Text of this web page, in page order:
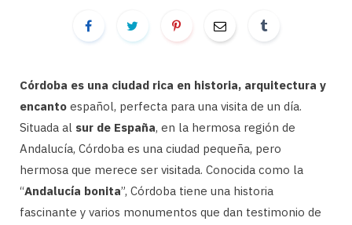
Córdoba es una ciudad rica en historia, arquitectura y
encanto español, perfecta para una visita de un día.
Situada al sur de España, en la hermosa región de
Andalucía, Córdoba es una ciudad pequeña, pero
hermosa que merece ser visitada. Conocida como la
“Andalucía bonita”, Córdoba tiene una historia
fascinante y varios monumentos que dan testimonio de